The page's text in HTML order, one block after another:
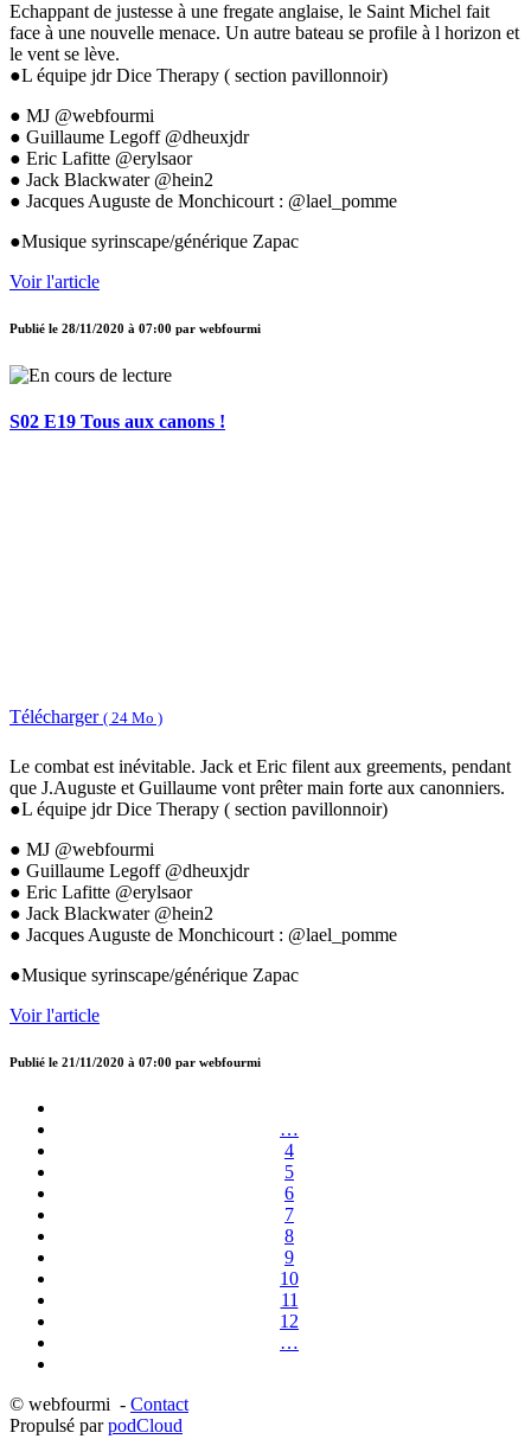
Echappant de justesse à une fregate anglaise, le Saint Michel fait
face à une nouvelle menace. Un autre bateau se profile à l horizon et
le vent se lève.
●L équipe jdr Dice Therapy ( section pavillonnoir)
● MJ @webfourmi
● Guillaume Legoff @dheuxjdr
● Eric Lafitte @erylsaor
● Jack Blackwater @hein2
● Jacques Auguste de Monchicourt : @lael_pomme
●Musique syrinscape/générique Zapac
Voir l'article
Publié le 28/11/2020 à 07:00 par webfourmi
S02 E19 Tous aux canons !
Télécharger ( 24 Mo )
Le combat est inévitable. Jack et Eric filent aux greements, pendant
que J.Auguste et Guillaume vont prêter main forte aux canonniers.
●L équipe jdr Dice Therapy ( section pavillonnoir)
● MJ @webfourmi
● Guillaume Legoff @dheuxjdr
● Eric Lafitte @erylsaor
● Jack Blackwater @hein2
● Jacques Auguste de Monchicourt : @lael_pomme
●Musique syrinscape/générique Zapac
Voir l'article
Publié le 21/11/2020 à 07:00 par webfourmi
…
4
5
6
7
8
9
10
11
12
…
© webfourmi - Contact
Propulsé parpodCloud